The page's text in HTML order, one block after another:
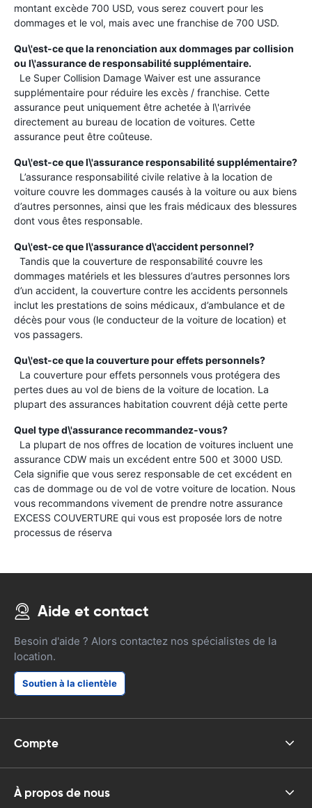
montant excède 700 USD, vous serez couvert pour les
dommages et le vol, mais avec une franchise de 700 USD.
Qu\'est-ce que la renonciation aux dommages par collision
ou l\'assurance de responsabilité supplémentaire.
Le Super Collision Damage Waiver est une assurance
supplémentaire pour réduire les excès / franchise. Cette
assurance peut uniquement être achetée à l\'arrivée
directement au bureau de location de voitures. Cette
assurance peut être coûteuse.
Qu\'est-ce que l\'assurance responsabilité supplémentaire?
L’assurance responsabilité civile relative à la location de
voiture couvre les dommages causés à la voiture ou aux biens
d’autres personnes, ainsi que les frais médicaux des blessures
dont vous êtes responsable.
Qu\'est-ce que l\'assurance d\'accident personnel?
Tandis que la couverture de responsabilité couvre les
dommages matériels et les blessures d’autres personnes lors
d’un accident, la couverture contre les accidents personnels
inclut les prestations de soins médicaux, d’ambulance et de
décès pour vous (le conducteur de la voiture de location) et
vos passagers.
Qu\'est-ce que la couverture pour effets personnels?
La couverture pour effets personnels vous protégera des
pertes dues au vol de biens de la voiture de location. La
plupart des assurances habitation couvrent déjà cette perte
Quel type d\'assurance recommandez-vous?
La plupart de nos offres de location de voitures incluent une
assurance CDW mais un excédent entre 500 et 3000 USD.
Cela signifie que vous serez responsable de cet excédent en
cas de dommage ou de vol de votre voiture de location. Nous
vous recommandons vivement de prendre notre assurance
EXCESS COUVERTURE qui vous est proposée lors de notre
processus de réserva
Aide et contact
Besoin d'aide ? Alors contactez nos spécialistes de la
location.
Soutien à la clientèle
Compte
À propos de nous